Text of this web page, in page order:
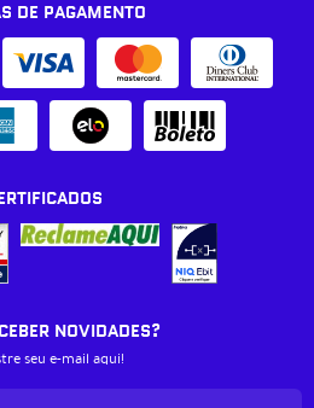
DE PAGAMENTO
NOVIDADES?
seu e-mail aqui!